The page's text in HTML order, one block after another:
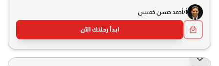
أ/أحمد حسن خميس
ابدأ رحلتك الآن